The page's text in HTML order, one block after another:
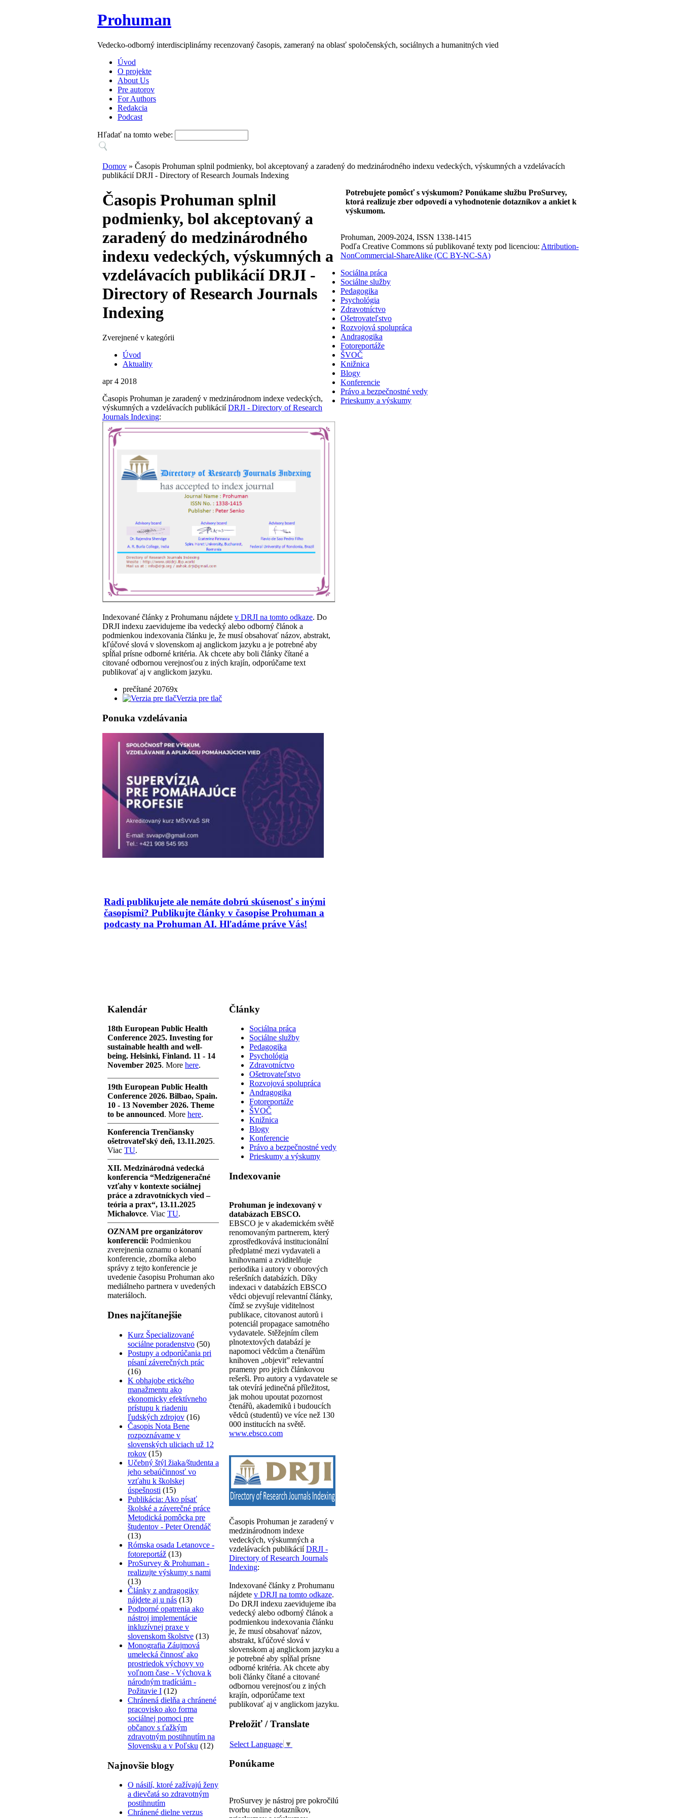
Prohuman
Vedecko-odborný interdisciplinárny recenzovaný časopis, zameraný na oblasť spoločenských, sociálnych a humanitných vied
Úvod
O projekte
About Us
Pre autorov
For Authors
Redakcia
Podcast
Hľadať na tomto webe:
Domov » Časopis Prohuman splnil podmienky, bol akceptovaný a zaradený do medzinárodného indexu vedeckých, výskumných a vzdelávacích
publikácií DRJI - Directory of Research Journals Indexing
Časopis Prohuman splnil
podmienky, bol akceptovaný a
zaradený do medzinárodného
indexu vedeckých, výskumných a
vzdelávacích publikácií DRJI -
Directory of Research Journals
Indexing
Zverejnené v kategórii
Úvod
Aktuality
apr 4 2018
Časopis Prohuman je zaradený v medzinárodnom indexe vedeckých,
výskumných a vzdelávacích publikáciíDRJI - Directory of Research
Journals Indexing:
Indexované články z Prohumanu nájdete v DRJI na tomto odkaze. Do
DRJI indexu zaevidujeme iba vedecký alebo odborný článok a
podmienkou indexovania článku je, že musí obsahovať názov, abstrakt,
kľúčové slová v slovenskom aj anglickom jazyku a je potrebné aby
spĺňal prísne odborné kritéria. Ak chcete aby boli články čítané a
citované odbornou verejnosťou z iných krajín, odporúčame text
publikovať aj v anglickom jazyku.
prečítané 20769x
Verzia pre tlač
Ponuka vzdelávania
Radi publikujete ale nemáte dobrú skúsenosť s inými
časopismi? Publikujte články v časopise Prohuman a
podcasty na Prohuman AI. Hľadáme práve Vás!
Kalendár
18th European Public Health
Conference 2025. Investing for
sustainable health and well-
being. Helsinki, Finland. 11 - 14
November 2025. More here.
19th European Public Health
Conference 2026. Bilbao, Spain.
10 - 13 November 2026. Theme
to be announced. More here.
Konferencia Trenčiansky
ošetrovateľský deň, 13.11.2025.
Viac TU.
XII. Medzinárodná vedecká
konferencia “Medzigeneračné
vzťahy v kontexte sociálnej
práce a zdravotníckych vied –
teória a prax“, 13.11.2025
Michalovce. Viac TU.
OZNAM pre organizátorov
konferencií: Podmienkou
zverejnenia oznamu o konaní
konferencie, zborníka alebo
správy z tejto konferencie je
uvedenie časopisu Prohuman ako
mediálneho partnera v uvedených
materiáloch.
Dnes najčítanejšie
Kurz Špecializované
sociálne poradenstvo (50)
Postupy a odporúčania pri
písaní záverečných prác
(16)
K obhajobe etického
manažmentu ako
ekonomicky efektívneho
prístupu k riadeniu
ľudských zdrojov (16)
Časopis Nota Bene
rozpoznávame v
slovenských uliciach už 12
rokov (15)
Učebný štýl žiaka/študenta a
jeho sebaúčinnosť vo
vzťahu k školskej
úspešnosti (15)
Publikácia: Ako písať
školské a záverečné práce
Metodická pomôcka pre
študentov - Peter Orendáč
(13)
Rómska osada Letanovce -
fotoreportáž (13)
ProSurvey & Prohuman -
realizujte výskumy s nami
(13)
Články z andragogiky
nájdete aj u nás (13)
Podporné opatrenia ako
nástroj implementácie
inkluzívnej praxe v
slovenskom školstve (13)
Monografia Záujmová
umelecká činnosť ako
prostriedok výchovy vo
voľnom čase - Výchova k
národným tradíciám -
Požitavie I (12)
Chránená dielňa a chránené
pracovisko ako forma
sociálnej pomoci pre
občanov s ťažkým
zdravotným postihnutím na
Slovensku a v Poľsku (12)
Najnovšie blogy
O násilí, ktoré zažívajú ženy
a dievčatá so zdravotným
postihnutím
Chránené dielne verzus
Články
Sociálna práca
Sociálne služby
Pedagogika
Psychológia
Zdravotníctvo
Ošetrovateľstvo
Rozvojová spolupráca
Andragogika
Fotoreportáže
ŠVOČ
Knižnica
Blogy
Konferencie
Právo a bezpečnostné vedy
Prieskumy a výskumy
Indexovanie
Prohuman je indexovaný v
databázach EBSCO.
EBSCO je v akademickém světě
renomovaným partnerem, který
zprostředkovává institucionální
předplatné mezi vydavateli a
knihovnami a zviditelňuje
periodika i autory v oborových
rešeršních databázích. Díky
indexaci v databázích EBSCO
vědci objevují relevantní články,
čímž se zvyšuje viditelnost
publikace, citovanost autorů i
potenciál propagace samotného
vydavatele. Stěžejním cílem
plnotextových databází je
napomoci vědcům a čtenářům
knihoven „objevit” relevantní
prameny pro jejich článkovou
rešerši. Pro autory a vydavatele se
tak otevírá jedinečná příležitost,
jak mohou upoutat pozornost
čtenářů, akademiků i budoucích
vědců (studentů) ve více než 130
000 institucích na světě.
www.ebsco.com
Časopis Prohuman je zaradený v
medzinárodnom indexe
vedeckých, výskumných a
vzdelávacích publikáciíDRJI -
Directory of Research Journals
Indexing:
Indexované články z Prohumanu
nájdete v DRJI na tomto odkaze.
Do DRJI indexu zaevidujeme iba
vedecký alebo odborný článok a
podmienkou indexovania článku
je, že musí obsahovať názov,
abstrakt, kľúčové slová v
slovenskom aj anglickom jazyku a
je potrebné aby spĺňal prísne
odborné kritéria. Ak chcete aby
boli články čítané a citované
odbornou verejnosťou z iných
krajín, odporúčame text
publikovať aj v anglickom jazyku.
Preložiť / Translate
Select Language ▼
Ponúkame
ProSurvey je nástroj pre pokročilú
tvorbu online dotazníkov,
Potrebujete pomôcť s výskumom? Ponúkame službu ProSurvey,
ktorá realizuje zber odpovedí a vyhodnotenie dotazníkov a ankiet k
výskumom.
Prohuman, 2009-2024, ISSN 1338-1415
Podľa Creative Commons sú publikované texty pod licenciou: Attribution-
NonCommercial-ShareAlike (CC BY-NC-SA)
Sociálna práca
Sociálne služby
Pedagogika
Psychológia
Zdravotníctvo
Ošetrovateľstvo
Rozvojová spolupráca
Andragogika
Fotoreportáže
ŠVOČ
Knižnica
Blogy
Konferencie
Právo a bezpečnostné vedy
Prieskumy a výskumy